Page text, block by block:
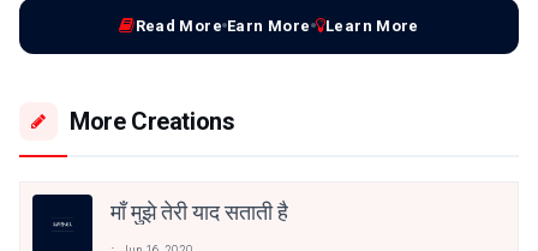
Read More Earn More Learn More
More Creations
माँ मुझे तेरी याद सताती है